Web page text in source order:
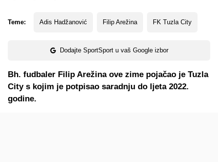
Teme: Adis Hadžanović Filip Arežina FK Tuzla City
Dodajte SportSport u vaš Google izbor
Bh. fudbaler Filip Arežina ove zime pojačao je Tuzla
City s kojim je potpisao saradnju do ljeta 2022.
godine.